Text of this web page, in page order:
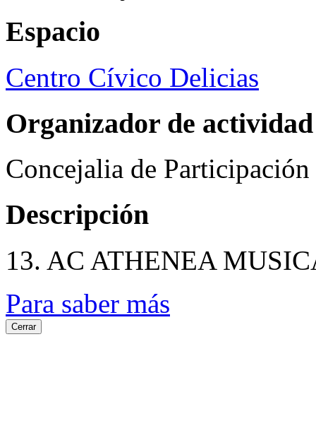
Espacio
Centro Cívico Delicias
Organizador de actividad
Concejalia de
Descripción
13. AC ATHENEA
Para saber más
Cerrar